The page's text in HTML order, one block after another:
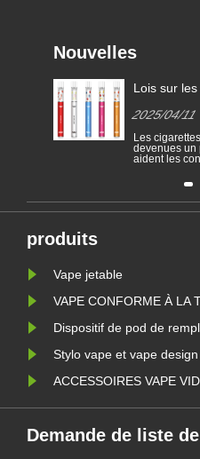
Nouvelles
Lois sur
pays
2025/04/11
Les
devenues un
aident les
tabagisme.
et
En outre,
produits
Vape jetable
VAPE CONFORME À LA
Dispositif de pod de
Stylo vape et vape
ACCESSOIRES VAPE
Demande de liste